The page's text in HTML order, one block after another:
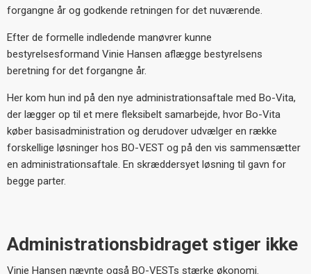
forgangne år og godkende retningen for det nuværende.
Efter de formelle indledende manøvrer kunne
bestyrelsesformand Vinie Hansen aflægge bestyrelsens
beretning for det forgangne år.
Her kom hun ind på den nye administrationsaftale med Bo-Vita,
der lægger op til et mere fleksibelt samarbejde, hvor Bo-Vita
køber basisadministration og derudover udvælger en række
forskellige løsninger hos BO-VEST og på den vis sammensætter
en administrationsaftale. En skræddersyet løsning til gavn for
begge parter.
Administrationsbidraget stiger ikke
Vinie Hansen nævnte også BO-VESTs stærke økonomi.